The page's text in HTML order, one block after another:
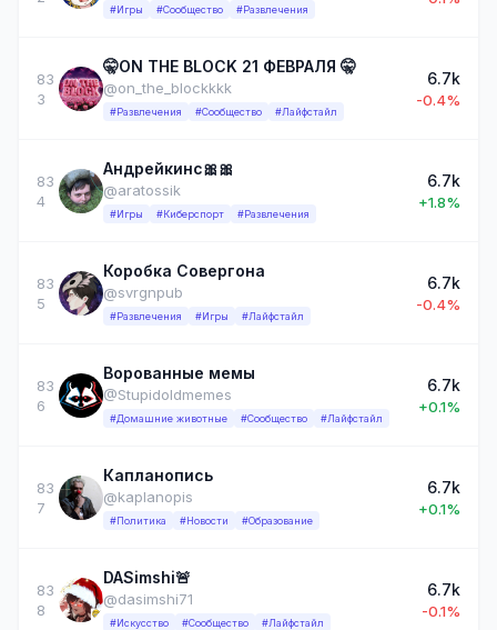
#Игры #Сообщество #Развлечения
83
3
🤫ON THE BLOCK 21 ФЕВРАЛЯ 🤫
@on_the_blockkkk
#Развлечения #Сообщество #Лайфстайл
6.7k
-0.4%
83
4
Андрейкинс🎀🎀
@aratossik
#Игры #Киберспорт #Развлечения
6.7k
+1.8%
83
5
Коробка Совергона
@svrgnpub
#Развлечения #Игры #Лайфстайл
6.7k
-0.4%
83
6
Ворованные мемы
@Stupidoldmemes
#Домашние животные #Сообщество #Лайфстайл
6.7k
+0.1%
83
7
Капланопись
@kaplanopis
#Политика #Новости #Образование
6.7k
+0.1%
83
8
DASimshi🚨
@dasimshi71
#Искусство #Сообщество #Лайфстайл
6.7k
-0.1%